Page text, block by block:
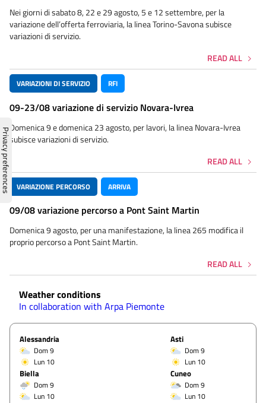
Nei giorni di sabato 8, 22 e 29 agosto, 5 e 12 settembre, per la
variazione dell’offerta ferroviaria, la linea Torino-Savona subisce
variazioni di servizio.
READ ALL
VARIAZIONI DI SERVIZIO RFI
09-23/08 variazione di servizio Novara-Ivrea
Domenica 9 e domenica 23 agosto, per lavori, la linea Novara-Ivrea
subisce variazioni di servizio.
READ ALL
VARIAZIONE PERCORSO ARRIVA
09/08 variazione percorso a Pont Saint Martin
Domenica 9 agosto, per una manifestazione, la linea 265 modifica il
proprio percorso a Pont Saint Martin.
READ ALL
Weather conditions
In collaboration with Arpa Piemonte
Alessandria
Dom 9
Lun 10
Asti
Dom 9
Lun 10
Biella
Dom 9
Lun 10
Cuneo
Dom 9
Lun 10